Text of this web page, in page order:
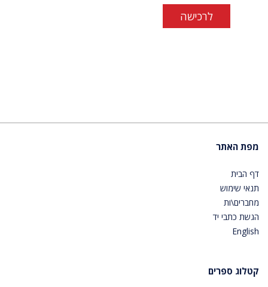
לרכישה
מפת האתר
דף הבית
תנאי שימוש
מחברים\ות
הגשת כתבי יד
English
קטלוג ספרים